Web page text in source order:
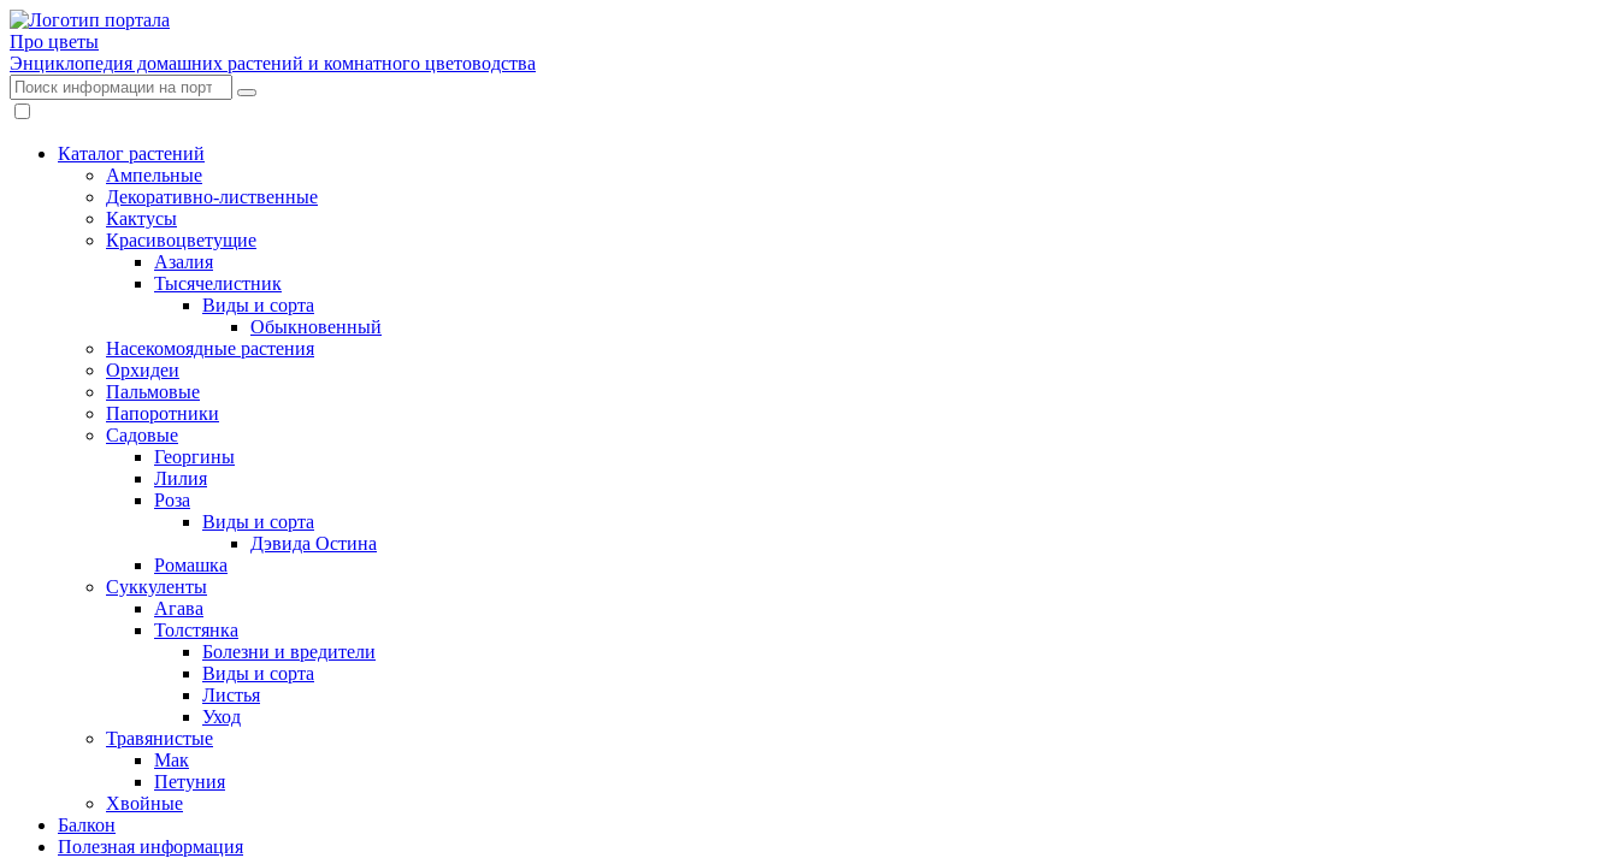
Про цветы
Энциклопедия домашних растений и комнатного цветоводства
Каталог растений
Ампельные
Декоративно-лиственные
Кактусы
Красивоцветущие
Азалия
Тысячелистник
Виды и сорта
Обыкновенный
Насекомоядные растения
Орхидеи
Пальмовые
Папоротники
Садовые
Георгины
Лилия
Роза
Виды и сорта
Дэвида Остина
Ромашка
Суккуленты
Агава
Толстянка
Болезни и вредители
Виды и сорта
Листья
Уход
Травянистые
Мак
Петуния
Хвойные
Балкон
Полезная информация